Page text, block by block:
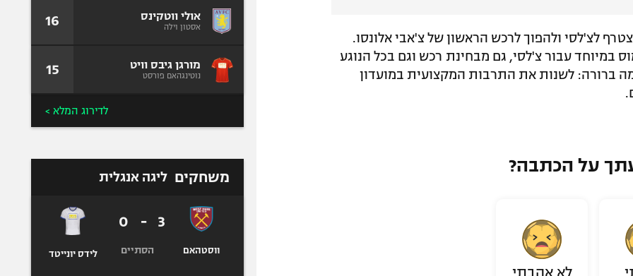
לצ'לסי ולהפוך לרכש הראשון של צ'אבי אלונסו.
במיוחד עבור צ'לסי, גם מבחינת רכש וגם בכל הנוגע
ברורה: לשנות את התרבות המקצועית במועדון
על הכתבה?
לא אהבתי
אולי ווטקינס
אסטון וילה 16
מורגן גיבס וויט
נוטינגהאם פורסט 15
לדירוג המלא >
משחקים ליגה אנגלית
ווסטהאם
3
-
0
הסתיים לידס יונייטד